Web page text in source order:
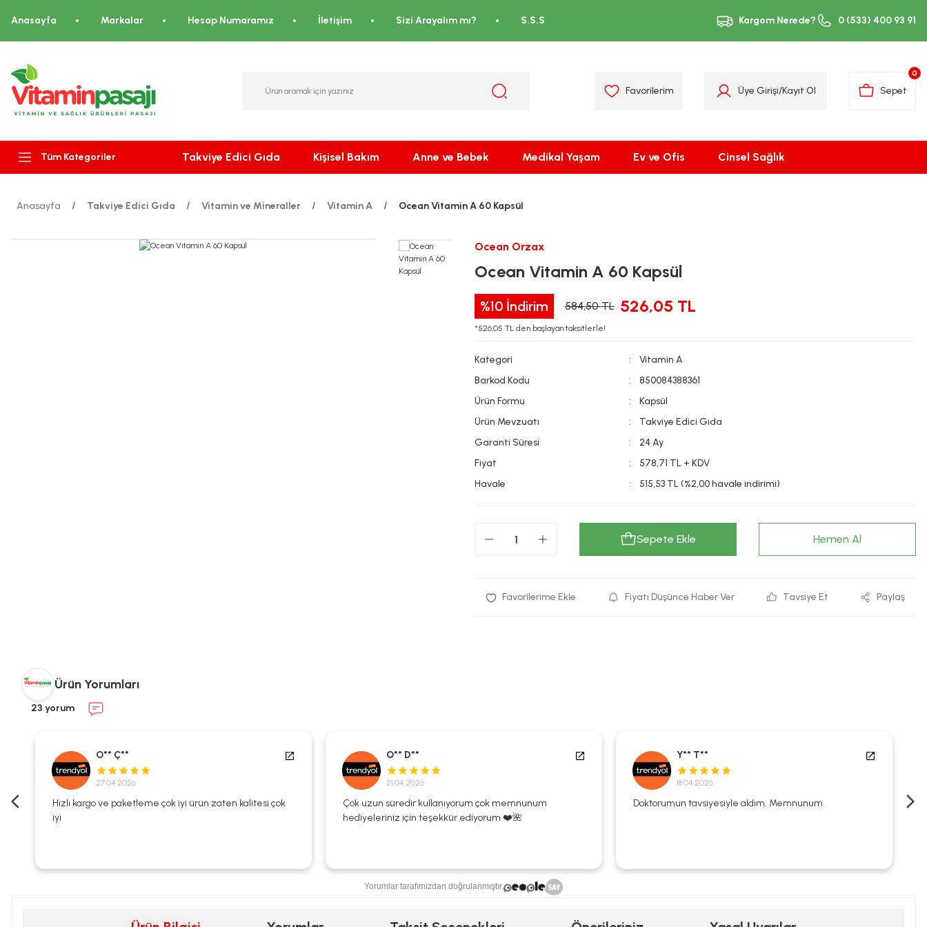
Anasayfa Markalar Hesap Numaramız İletişim Sizi Arayalım mı? S.S.S Kargom Nerede? 0 (533) 400 93 91
Favorilerim Üye Girişi/Kayıt Ol Sepet
0
Tüm Kategoriler Takviye Edici Gıda Kişisel Bakım Anne ve Bebek Medikal Yaşam Ev ve Ofis Cinsel Sağlık
Anasayfa Takviye Edici Gıda Vitamin ve Mineraller Vitamin A Ocean Vitamin A 60 Kapsül
Ocean Orzax
Ocean Vitamin A 60 Kapsül
%10 İndirim 584,50 TL 526,05 TL
*526,05 TL den başlayan taksitlerle!
Kategori
Vitamin A
Barkod Kodu
850084388361
Ürün Formu
Kapsül
Ürün Mevzuatı
Takviye Edici Gıda
Garanti Süresi
24 Ay
Fiyat
578,71 TL + KDV
Havale
515,53 TL (%2,00 havale indirimi)
Sepete Ekle Hemen Al
Fiyatı Düşünce Haber Ver Tavsiye Et Paylaş
Ürün Yorumları
23 yorum
O** Ç**
27.04.2026
Hızlı kargo ve paketleme çok iyi ürün zaten kalitesi çok
iyi
O** D**
21.04.2026
Çok uzun süredir kullanıyorum çok memnunum
hediyeleriniz için teşekkür ediyorum ❤️🌺
Y** T**
18.04.2026
Doktorumun tavsiyesiyle aldım. Memnunum.
Yorumlar tarafımızdan doğrulanmıştır.